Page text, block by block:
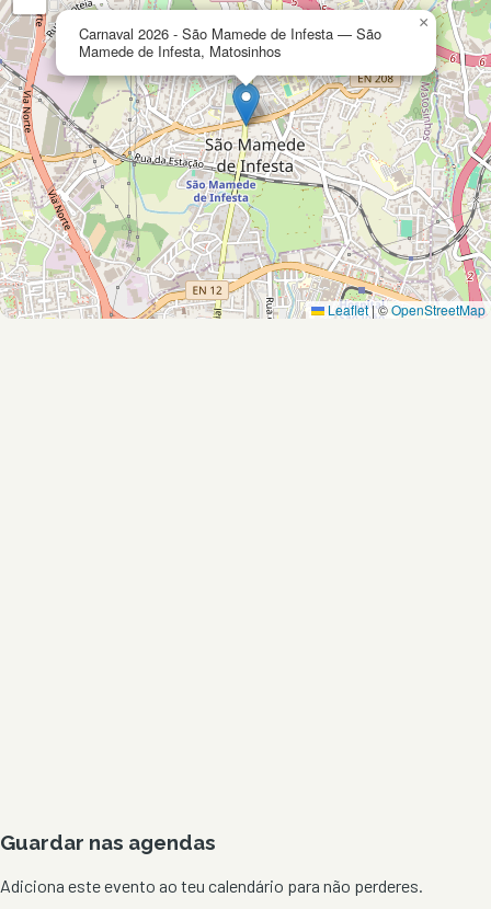
Carnaval 2026 - São Mamede de Infesta — São
Mamede de Infesta, Matosinhos
×
Leaflet|©OpenStreetMap
Guardar nas agendas
Adiciona este evento ao teu calendário para não perderes.